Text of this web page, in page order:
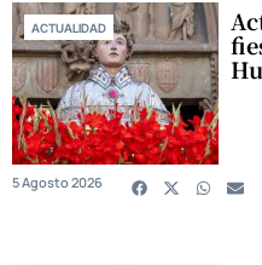
ACTUALIDAD
5 Agosto 2026